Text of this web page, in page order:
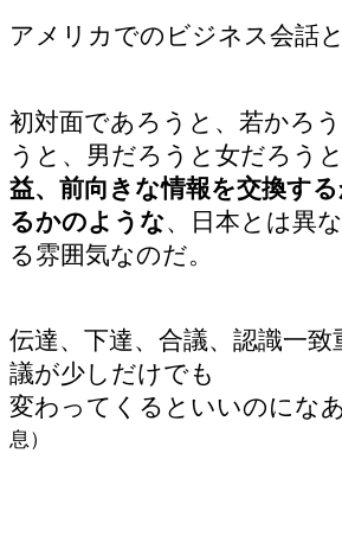
アメリカでのビジネス会話
初対面であろうと、若かろ
うと、男だろうと女だろうと
益、前向きな情報を交換す
るかのような、日本とは異
る雰囲気なのだ。
伝達、下達、合議、認識一致
議が少しだけでも
変わってくるといいのにな
息）